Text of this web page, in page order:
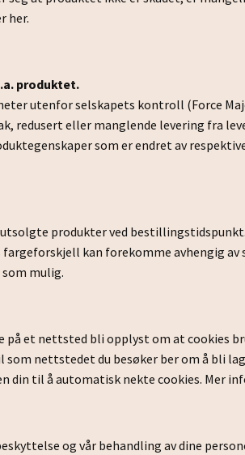
her.
produktet.
utenfor selskapets kontroll (Force
redusert eller manglende levering fra
som er endret av
produkter ved
kan forekomme avhengig
mulig.
et nettsted bli opplyst om at cookies
nettstedet du besøker ber om å bli
til å automatisk nekte cookies. Mer
og vår behandling av dine